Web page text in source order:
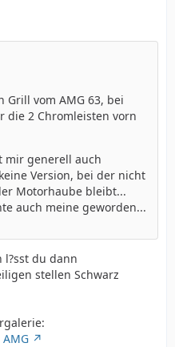
Grill vom AMG 63, bei
die 2 Chromleisten vorn
mir generell auch
Version, bei der nicht
Motorhaube bleibt...
auch meine geworden...
l?sst du dann
stellen Schwarz